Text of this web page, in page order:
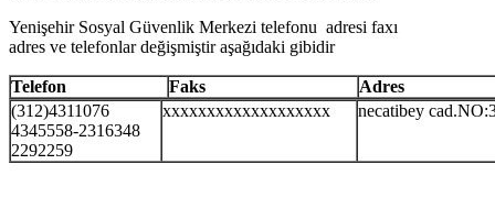
Yenişehir Sosyal Güvenlik Merkezi telefonu adresi faxı
adres ve telefonlar değişmiştir aşağıdaki gibidir
Telefon Faks
Adres
(312)4311076
4345558-2316348
2292259
xxxxxxxxxxxxxxxxxxx necatibey